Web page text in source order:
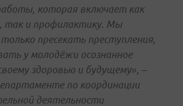
которая включает как
так и профилактику. Мы
пресекать преступления,
у молодёжи осознанное
здоровью и будущему», –
по координации
деятельности